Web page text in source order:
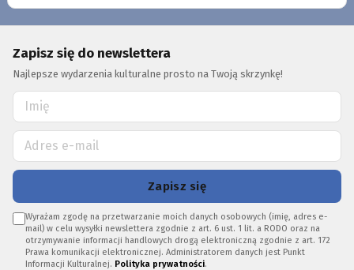
Zapisz się do newslettera
Najlepsze wydarzenia kulturalne prosto na Twoją skrzynkę!
Zapisz się
Wyrażam zgodę na przetwarzanie moich danych osobowych (imię, adres e-
mail) w celu wysyłki newslettera zgodnie z art. 6 ust. 1 lit. a RODO oraz na
otrzymywanie informacji handlowych drogą elektroniczną zgodnie z art. 172
Prawa komunikacji elektronicznej. Administratorem danych jest Punkt
Informacji Kulturalnej. Polityka prywatności.